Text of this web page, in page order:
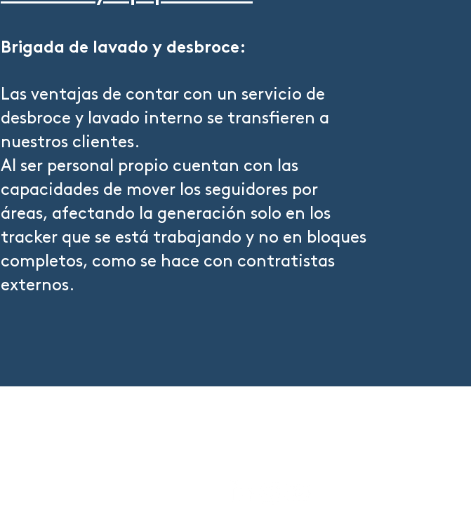
Brigada de lavado y desbroce:
Las ventajas de contar con un servicio de
desbroce y lavado interno se transfieren a
nuestros clientes.
Al ser personal propio cuentan con las
capacidades de mover los seguidores por
áreas, afectando la generación solo en los
tracker que se está trabajando y no en bloques
completos, como se hace con contratistas
externos.